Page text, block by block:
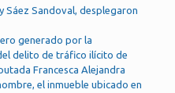
Sáez Sandoval, desplegaron
generado por la
delito de tráfico ilícito de
Francesca Alejandra
el inmueble ubicado en